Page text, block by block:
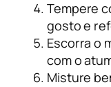
Tempere
gosto e
Escorra o
com o
Misture